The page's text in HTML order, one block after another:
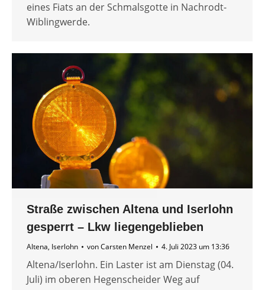
eines Fiats an der Schmalsgotte in Nachrodt-
Wiblingwerde.
Straße zwischen Altena und Iserlohn
gesperrt – Lkw liegengeblieben
Altena, Iserlohn vonCarsten Menzel 4. Juli 2023 um 13:36
Altena/Iserlohn. Ein Laster ist am Dienstag (04.
Juli) im oberen Hegenscheider Weg auf